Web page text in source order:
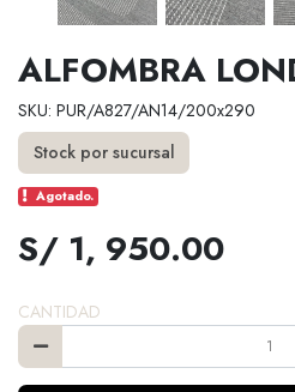
ALFOMBRA
SKU: PUR/A827/AN14/200x290
Stock por sucursal
Agotado.
S/ 1, 950.00
CANTIDAD